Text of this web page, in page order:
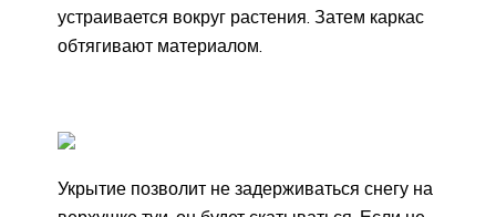
устраивается вокруг растения. Затем каркас
обтягивают материалом.
Укрытие позволит не задерживаться снегу на